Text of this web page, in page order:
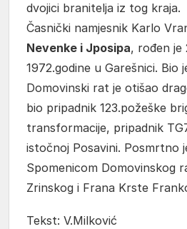
dvojici branitelja iz tog kraja.
Časnički namjesnik Karlo
Nevenke i Jposipa, rođen je
1972.godine u Garešnici. Bio
Domovinski rat je otišao
bio pripadnik 123.požeške
transformacije, pripadnik
istočnoj Posavini. Posmrtno
Spomenicom Domovinskog
Zrinskog i Frana Krste
Tekst: V.Milković